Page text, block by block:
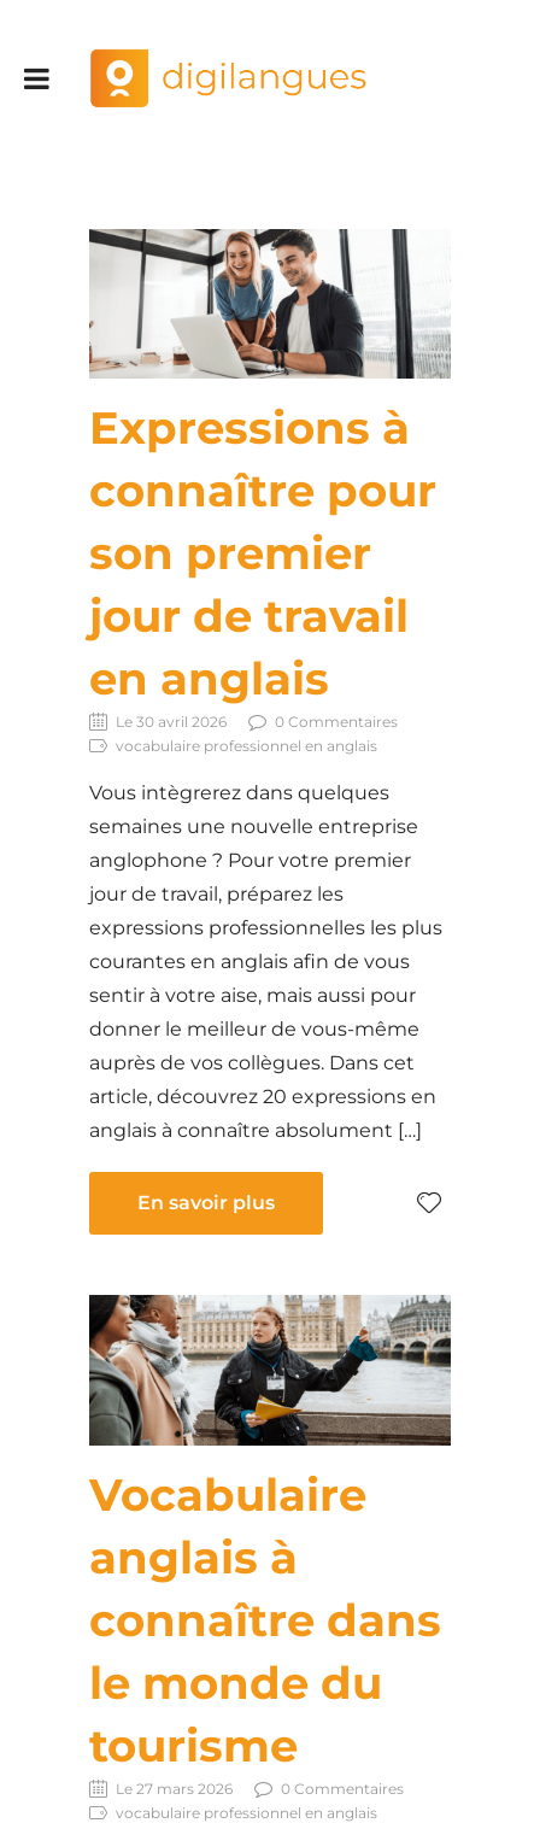
Expressions à
connaître pour
son premier
jour de travail
en anglais
Le 30 avril 2026
0 Commentaires
vocabulaire professionnel en anglais
Vous intègrerez dans quelques
semaines une nouvelle entreprise
anglophone ? Pour votre premier
jour de travail, préparez les
expressions professionnelles les plus
courantes en anglais afin de vous
sentir à votre aise, mais aussi pour
donner le meilleur de vous-même
auprès de vos collègues. Dans cet
article, découvrez 20 expressions en
anglais à connaître absolument […]
En savoir plus
Vocabulaire
anglais à
connaître dans
le monde du
tourisme
Le 27 mars 2026
0 Commentaires
vocabulaire professionnel en anglais